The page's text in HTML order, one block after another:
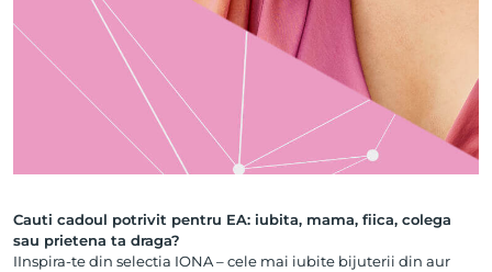
Cauti cadoul potrivit pentru EA: iubita, mama, fiica, colega
sau prietena ta draga?
IInspira-te din selectia IONA – cele mai iubite bijuterii din aur